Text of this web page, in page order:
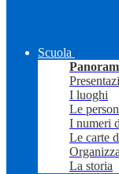
Scuola
I luoghi
Le
I numeri
Le carte
La storia